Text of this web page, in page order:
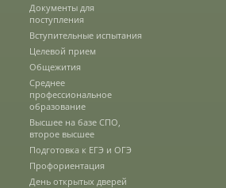
Документы для
поступления
Вступительные испытания
Целевой прием
Общежития
Среднее
профессиональное
образование
Высшее на базе СПО,
второе высшее
Подготовка к ЕГЭ и ОГЭ
Профориентация
День открытых дверей